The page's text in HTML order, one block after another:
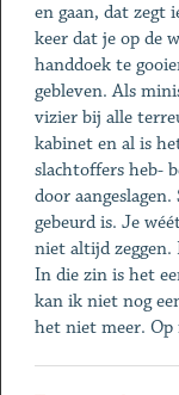
en gaan, dat zegt
keer dat je op de
handdoek te
gebleven. Als
vizier bij alle
kabinet en al is
slachtoffers heb-
door
gebeurd is. Je
niet altijd zeggen.
In die zin is het
kan ik niet nog
het niet meer. Op